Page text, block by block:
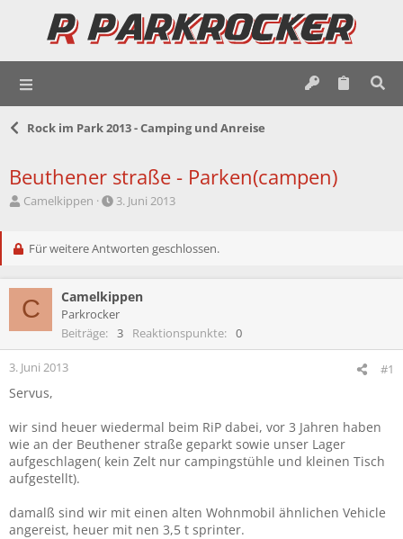
Rock im Park 2013 - Camping und Anreise
Beuthener straße - Parken(campen)
E
t
e
r
Camelkippen
E
t
l
t
a
m
3. Juni 2013
Für weitere Antworten geschlossen.
C Camelkippen
Parkrocker
Beiträge
3 Reaktionspunkte 0
3. Juni 2013 #1
Servus,
wir sind heuer wiedermal beim RiP dabei, vor 3 Jahren haben
wie an der Beuthener straße geparkt sowie unser Lager
aufgeschlagen( kein Zelt nur campingstühle und kleinen Tisch
aufgestellt).
damalß sind wir mit einen alten Wohnmobil ähnlichen Vehicle
angereist, heuer mit nen 3,5 t sprinter.